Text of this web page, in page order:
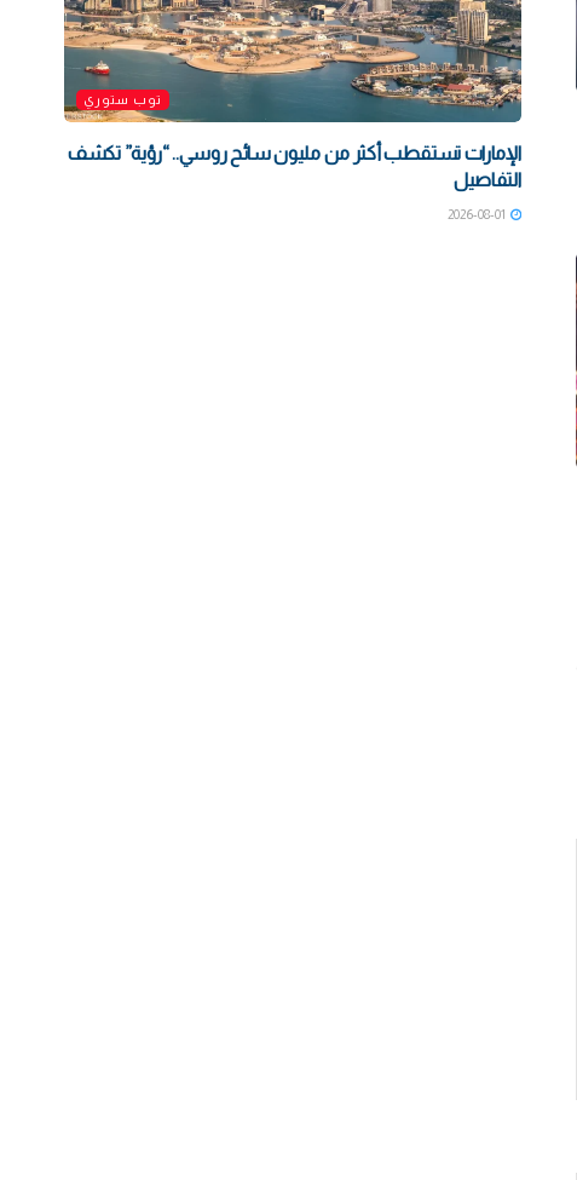
توب ستوري
الإمارات تستقطب أكثر من مليون سائح روسي.. “رؤية” تكشف
التفاصيل